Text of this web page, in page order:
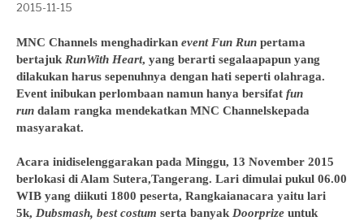
EVENT CALENDAR
CONTACT
2015-11-15
MNC Channels menghadirkan event Fun Run pertama
bertajuk RunWith Heart, yang berarti segalaapapun yang
dilakukan harus sepenuhnya dengan hati seperti olahraga.
Event inibukan perlombaan namun hanya bersifat fun
run dalam rangka mendekatkan MNC Channelskepada
masyarakat.
Acara inidiselenggarakan pada Minggu, 13 November 2015
berlokasi di Alam Sutera,Tangerang. Lari dimulai pukul 06.00
WIB yang diikuti 1800 peserta, Rangkaianacara yaitu lari
5k, Dubsmash, best costum serta banyak Doorprize untuk